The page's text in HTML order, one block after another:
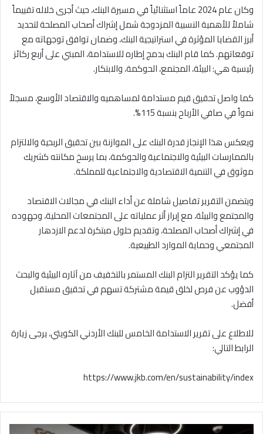
وكان عام 2024 عاماً استثنائياً في مسيرة البنك، حيث أجرى خلاله تقييماً
شاملاً للأهمية النسبية المزدوجة شمل إشراك أصحاب المصلحة لتحديد
أبرز القضايا المؤثرة في استراتيجية البنك، وضمان توافق توجهاته مع
توقعاتهم. كما قام البنك بدمج إطاره للاستدامة، المبني على أربع ركائز
رئيسية هي: البيئة، المجتمع، الحوكمة، والابتكار.
كما واصل تحقيق قيم مستدامة لمساهميه والاقتصاد الأوسع، مسجلاً
نمواً في صافي الأرباح بنسبة 115%.
ويعكس هذا الإنجاز قدرة البنك على الموازنة بين تحقيق الربحية والالتزام
بالممارسات البيئية والاجتماعية والحوكمة، بما يرسخ مكانته كشريك
موثوق في التنمية الاقتصادية والاجتماعية للمملكة.
ويتضمن التقرير تفاصيل شاملة عن أداء البنك في مجالات الاقتصاد
والمجتمع والبيئة، مع إبراز أثر عملياته على المجتمعات المحلية، وجهوده
في إشراك أصحاب المصلحة، وتقديم حلول مبتكرة لدعم الازدهار
المجتمعي وحماية الموارد الطبيعية.
كما يؤكد التقرير التزام البنك المستمر بالتخفيف من آثاره البيئية والبحث
الدؤوب عن فرص لخلق قيمة مشتركة تسهم في تحقيق مستقبل
أفضل.
للاطلاع على تقرير الاستدامة الخامس للبنك الأردني الكويتي، يرجى زيارة
الرابط التالي:
https://www.jkb.com/en/sustainability/index
ا